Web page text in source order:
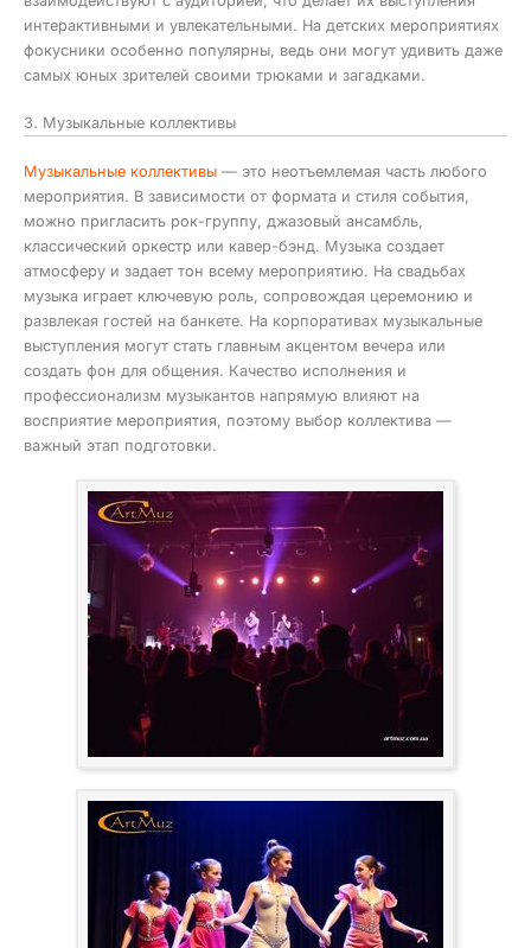
интерактивными и увлекательными. На детских мероприятиях
фокусники особенно популярны, ведь они могут удивить даже
самых юных зрителей своими трюками и загадками.
3. Музыкальные коллективы
Музыкальные коллективы — это неотъемлемая часть любого
мероприятия. В зависимости от формата и стиля события,
можно пригласить рок-группу, джазовый ансамбль,
классический оркестр или кавер-бэнд. Музыка создает
атмосферу и задает тон всему мероприятию. На свадьбах
музыка играет ключевую роль, сопровождая церемонию и
развлекая гостей на банкете. На корпоративах музыкальные
выступления могут стать главным акцентом вечера или
создать фон для общения. Качество исполнения и
профессионализм музыкантов напрямую влияют на
восприятие мероприятия, поэтому выбор коллектива —
важный этап подготовки.